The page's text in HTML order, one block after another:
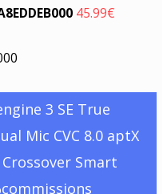
45.99€
3 SE True
Mic CVC 8.0 aptX
Smart